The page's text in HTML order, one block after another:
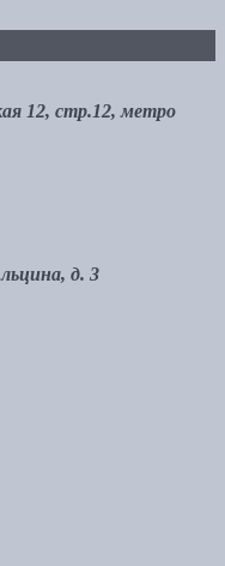
12, стр.12, метро
д. 3